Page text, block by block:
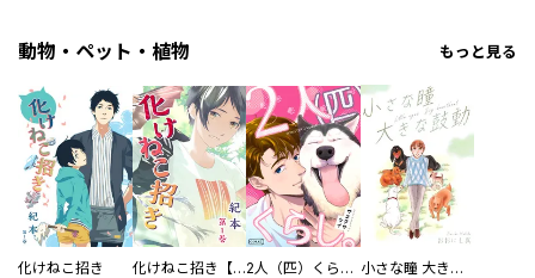
動物・ペット・植物 もっと見る
化けねこ招き 化けねこ招き【描きおろし付合冊版】 2人（匹）くらし。 小さな瞳 大きな鼓動